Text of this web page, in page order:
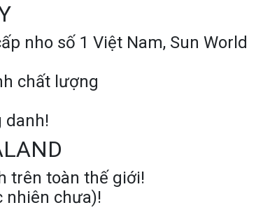
nho số 1 Việt Nam, Sun World
chất lượng
danh!
trên toàn thế giới!
nhiên chưa)!